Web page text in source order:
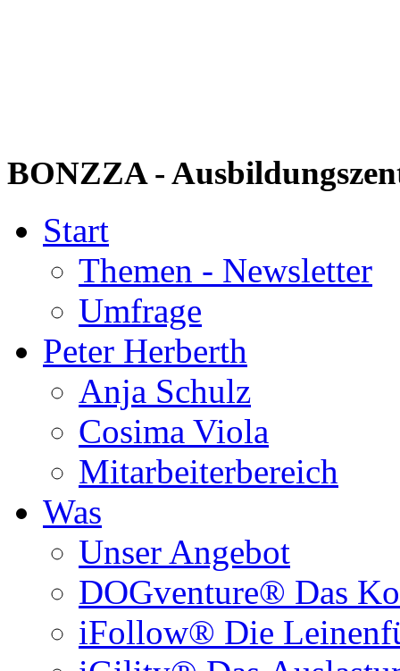
Start
Themen - Newsletter
Umfrage
Peter Herberth
Anja Schulz
Cosima Viola
Mitarbeiterbereich
Was
Unser Angebot
DOGventure® Das
iFollow® Die
iGility® Das